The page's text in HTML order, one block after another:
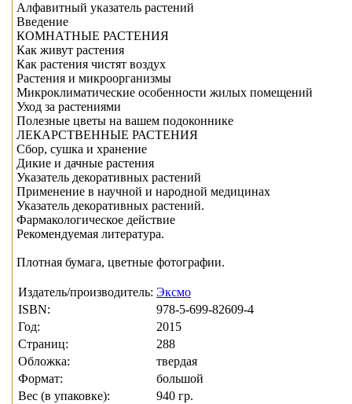
Алфавитный указатель растений
Введение
КОМНАТНЫЕ РАСТЕНИЯ
Как живут растения
Как растения чистят воздух
Растения и микроорганизмы
Микроклиматические особенности жилых помещений
Уход за растениями
Полезные цветы на вашем подоконнике
ЛЕКАРСТВЕННЫЕ РАСТЕНИЯ
Сбор, сушка и хранение
Дикие и дачные растения
Указатель декоративных растений
Применение в научной и народной медицинах
Указатель декоративных растений.
Фармакологическое действие
Рекомендуемая литература.
Плотная бумага, цветные фотографии.
Издатель/производитель: Эксмо
ISBN:
978-5-699-82609-4
Год:
2015
Страниц:
288
Обложка:
твердая
Формат:
большой
Вес (в упаковке):
940 гр.